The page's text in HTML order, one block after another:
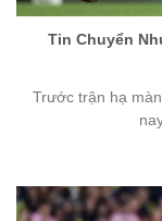
Tin Chuyển
Trước trận hạ